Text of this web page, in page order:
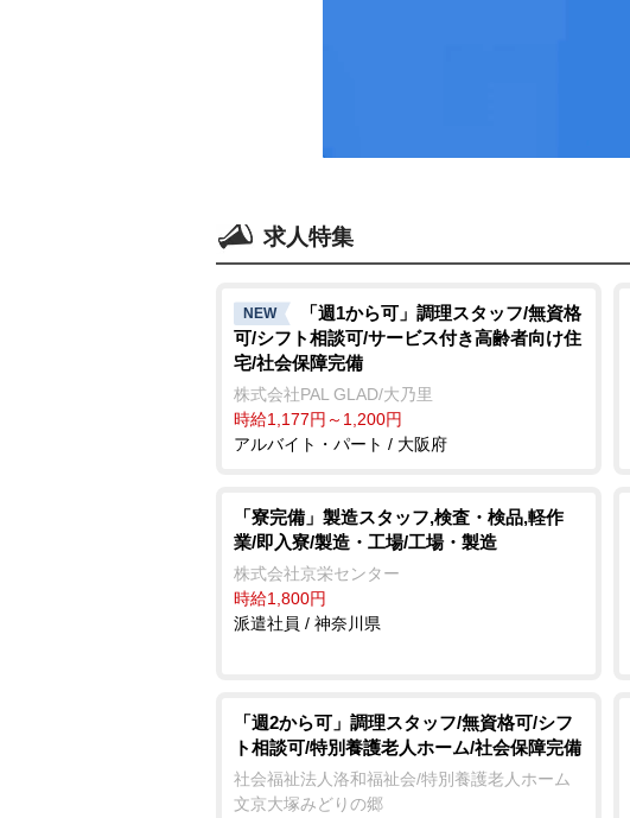
求人特集
NEW
「週1から可」調理スタッフ/無資格
可/シフト相談可/サービス付き高齢者向け住
宅/社会保障完備
株式会社PAL GLAD/大乃里
時給1,177円～1,200円
アルバイト・パート / 大阪府
「寮完備」製造スタッフ,検査・検品,軽作
業/即入寮/製造・工場/工場・製造
株式会社京栄センター
時給1,800円
派遣社員 / 神奈川県
「週2から可」調理スタッフ/無資格可/シフ
ト相談可/特別養護老人ホーム/社会保障完備
社会福祉法人洛和福祉会/特別養護老人ホーム
文京大塚みどりの郷